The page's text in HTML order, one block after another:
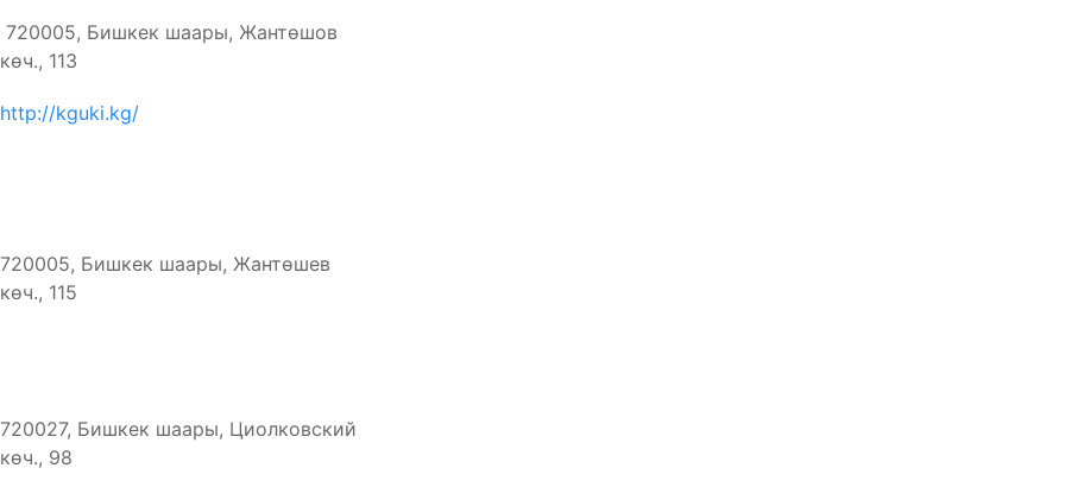
720005, Бишкек шаары, Жантөшов
көч., 113
http://kguki.kg/
720005, Бишкек шаары, Жантөшев
көч., 115
720027, Бишкек шаары, Циолковский
көч., 98